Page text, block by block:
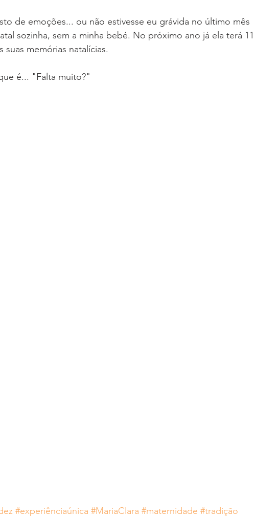
de emoções... ou não estivesse eu grávida no último mês
sozinha, sem a minha bebé. No próximo ano já ela terá 11
suas memórias natalícias.
é... "Falta muito?"
#experiênciaúnica #MariaClara #maternidade #tradição